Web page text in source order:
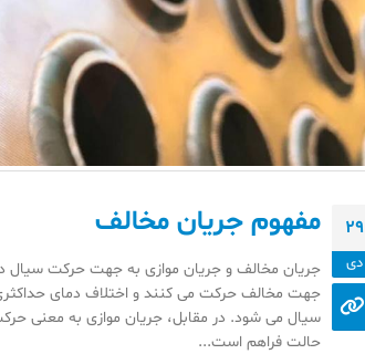
29
دی
مفهوم جریان مخالف
جریان مخالف و جریان موازی به جهت حرکت سیال در
جهت مخالف حرکت می کنند و اختلاف دمای
سیال می شود. در مقابل، جریان موازی به معنی
حالت فراهم است...